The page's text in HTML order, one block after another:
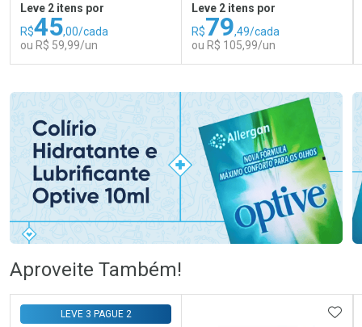
Leve 2 itens por
R$45,00/cada
ou R$ 59,99/un
Comprar sem Desconto
Por R$ 59,99/cada
Comprar sem Desconto
Por R$ 59,99/cada
Leve 2 itens por
R$79,49/cada
ou R$ 105,99/un
Laboratório
Comprar sem Desconto
Por Menos
Comprar sem Desconto
Aproveite Também!
LEVE 3 PAGUE 2